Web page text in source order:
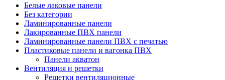
Белые лаковые панели
Без категории
Ламинированные панели
Лакированные ПВХ панели
Ламинированные панели ПВХ с печатью
Пластиковые панели и вагонка ПВХ
Панели акватон
Вентиляция и решетки
Решетки вентиляционные